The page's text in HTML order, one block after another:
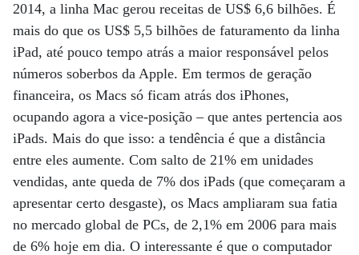
2014, a linha Mac gerou receitas de US$ 6,6 bilhões. É
mais do que os US$ 5,5 bilhões de faturamento da linha
iPad, até pouco tempo atrás a maior responsável pelos
números soberbos da Apple. Em termos de geração
financeira, os Macs só ficam atrás dos iPhones,
ocupando agora a vice-posição – que antes pertencia aos
iPads. Mais do que isso: a tendência é que a distância
entre eles aumente. Com salto de 21% em unidades
vendidas, ante queda de 7% dos iPads (que começaram a
apresentar certo desgaste), os Macs ampliaram sua fatia
no mercado global de PCs, de 2,1% em 2006 para mais
de 6% hoje em dia. O interessante é que o computador